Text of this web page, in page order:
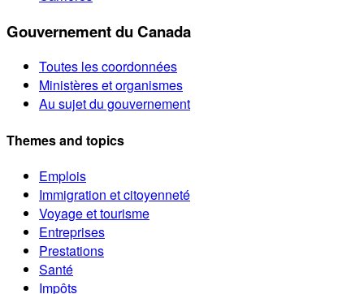
Gouvernement du Canada
Toutes les coordonnées
Ministères et organismes
Au sujet du gouvernement
Themes and topics
Emplois
Immigration et citoyenneté
Voyage et tourisme
Entreprises
Prestations
Santé
Impôts